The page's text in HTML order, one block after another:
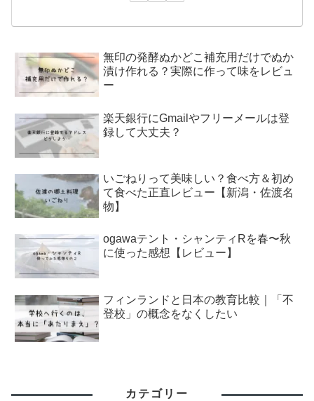
無印の発酵ぬかどこ補充用だけでぬか
漬け作れる？実際に作って味をレビュ
ー
楽天銀行にGmailやフリーメールは登
録して大丈夫？
いごねりって美味しい？食べ方＆初め
て食べた正直レビュー【新潟・佐渡名
物】
ogawaテント・シャンティRを春〜秋
に使った感想【レビュー】
フィンランドと日本の教育比較｜「不
登校」の概念をなくしたい
カテゴリー